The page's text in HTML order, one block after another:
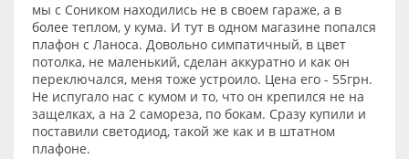
мы с Соником находились не в своем гараже, а в
более теплом, у кума. И тут в одном магазине попался
плафон с Ланоса. Довольно симпатичный, в цвет
потолка, не маленький, сделан аккуратно и как он
переключался, меня тоже устроило. Цена его - 55грн.
Не испугало нас с кумом и то, что он крепился не на
защелках, а на 2 самореза, по бокам. Сразу купили и
поставили светодиод, такой же как и в штатном
плафоне.